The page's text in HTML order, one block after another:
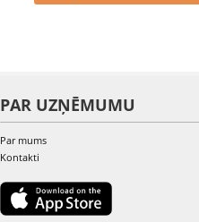
PAR UZŅĒMUMU
Par mums
Kontakti